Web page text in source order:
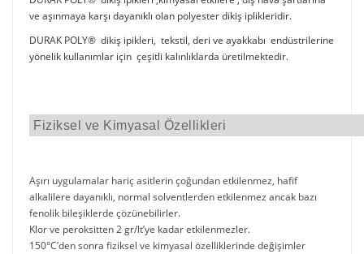
ve aşınmaya karşı dayanıklı olan polyester dikiş iplikleridir.
DURAK POLY® dikiş ipikleri, tekstil, deri ve ayakkabı endüstrilerine
yönelik kullanımlar için çeşitli kalınlıklarda üretilmektedir.
Fiziksel ve Kimyasal Özellikleri
Aşırı uygulamalar hariç asitlerin çoğundan etkilenmez, hafif
alkalilere dayanıklı, normal solventlerden etkilenmez ancak bazı
fenolik bileşiklerde çözünebilirler.
Klor ve peroksitten 2 gr/lt’ye kadar etkilenmezler.
150°C’den sonra fiziksel ve kimyasal özelliklerinde değişimler